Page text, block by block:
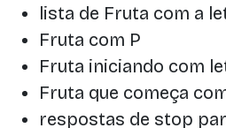
lista de Fruta com a
Fruta com P
Fruta iniciando com
Fruta que começa
respostas de stop